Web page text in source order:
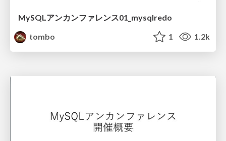
MySQLアンカンファレンス01_mysqlredo
tombo
1 1.2k